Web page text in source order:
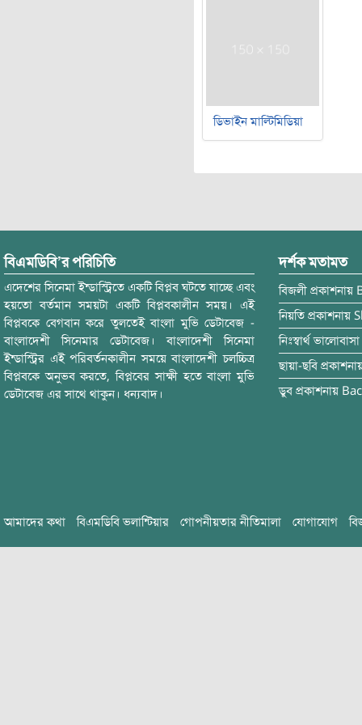
ডিভাইন মাল্টিমিডিয়া
বিএমডিবি’র পরিচিতি
এদেশের সিনেমা ইন্ডাস্ট্রিতে একটি বিপ্লব ঘটতে যাচ্ছে এবং
হয়তো বর্তমান সময়টা একটি বিপ্লবকালীন সময়। এই
বিপ্লবকে বেগবান করে তুলতেই বাংলা মুভি ডেটাবেজ -
বাংলাদেশী সিনেমার ডেটাবেজ। বাংলাদেশী সিনেমা
ইন্ডাস্ট্রির এই পরিবর্তনকালীন সময়ে বাংলাদেশী চলচ্চিত্র
বিপ্লবকে অনুভব করতে, বিপ্লবের সাক্ষী হতে বাংলা মুভি
ডেটাবেজ এর সাথে থাকুন। ধন্যবাদ।
দর্শক মতামত
বিজলী প্রকাশনায়
নিয়তি প্রকাশনায়
নিঃস্বার্থ ভালোবাসা
ছায়া-ছবি
ডুব প্রকাশনায়
আমাদের কথা বিএমডিবি ভলান্টিয়ার গোপনীয়তার নীতিমালা যোগাযোগ